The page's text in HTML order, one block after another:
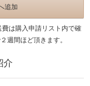
追加
は購入申請リスト内で確
週間ほど頂きます。
介